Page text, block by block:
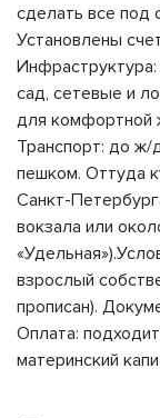
сделать все под
Установлены
сад, сетевые и
для комфортной
Транспорт: до ж/
пешком. Оттуда
Санкт-
вокзала или
взрослый
прописан).
Оплата:
материнский